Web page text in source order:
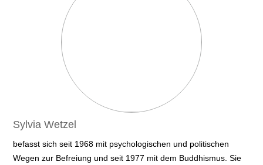
Sylvia Wetzel
befasst sich seit 1968 mit psychologischen und politischen
Wegen zur Befreiung und seit 1977 mit dem Buddhismus. Sie